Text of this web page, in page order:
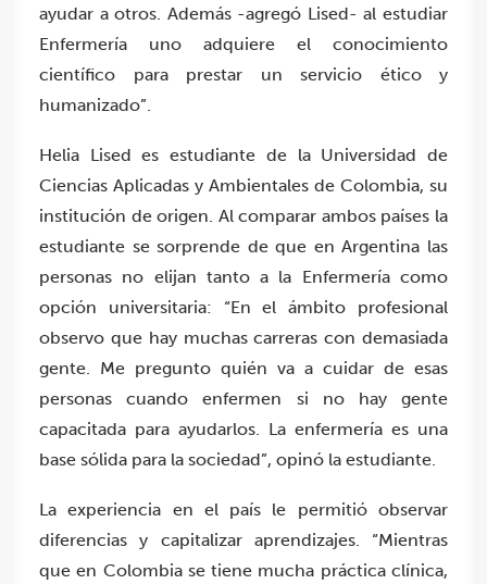
ayudar a otros. Además -agregó Lised- al estudiar
Enfermería uno adquiere el conocimiento
científico para prestar un servicio ético y
humanizado”.
Helia Lised es estudiante de la Universidad de
Ciencias Aplicadas y Ambientales de Colombia, su
institución de origen. Al comparar ambos países la
estudiante se sorprende de que en Argentina las
personas no elijan tanto a la Enfermería como
opción universitaria: “En el ámbito profesional
observo que hay muchas carreras con demasiada
gente. Me pregunto quién va a cuidar de esas
personas cuando enfermen si no hay gente
capacitada para ayudarlos. La enfermería es una
base sólida para la sociedad”, opinó la estudiante.
La experiencia en el país le permitió observar
diferencias y capitalizar aprendizajes. “Mientras
que en Colombia se tiene mucha práctica clínica,